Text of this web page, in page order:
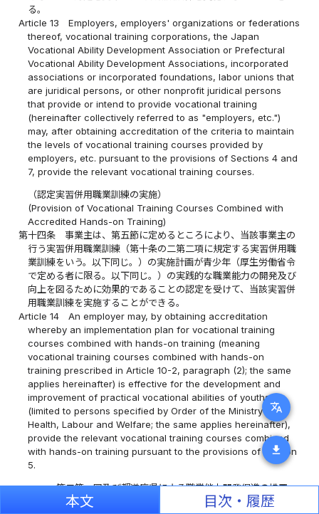
translate
download
る。
Article 13
Employers, employers' organizations or federations
thereof, vocational training corporations, the Japan
Vocational Ability Development Association or Prefectural
Vocational Ability Development Associations, incorporated
associations or incorporated foundations, labor unions that
are juridical persons, or other nonprofit juridical persons
that provide or intend to provide vocational training
(hereinafter collectively referred to as "employers, etc.")
may, after obtaining accreditation of the criteria to maintain
the levels of vocational training courses provided by
employers, etc. pursuant to the provisions of Sections 4 and
7, provide the relevant vocational training courses.
（認定実習併用職業訓練の実施）
(Provision of Vocational Training Courses Combined with
Accredited Hands-on Training)
第十四条
事業主は、第五節に定めるところにより、当該事業主の
行う実習併用職業訓練（第十条の二第二項に規定する実習併用職
業訓練をいう。以下同じ。）の実施計画が青少年（厚生労働省令
で定める者に限る。以下同じ。）の実践的な職業能力の開発及び
向上を図るために効果的であることの認定を受けて、当該実習併
用職業訓練を実施することができる。
Article 14
An employer may, by obtaining accreditation
whereby an implementation plan for vocational training
courses combined with hands-on training (meaning
vocational training courses combined with hands-on
training prescribed in Article 10-2, paragraph (2); the same
applies hereinafter) is effective for the development and
improvement of practical vocational abilities of youths
(limited to persons specified by Order of the Ministry of
Health, Labour and Welfare; the same applies hereinafter),
provide the relevant vocational training courses combined
with hands-on training pursuant to the provisions of Section
5.
第二節 国及び都道府県による職業能力開発促進の措置
Section 2 Measures to Promote Vocational Abilities
本文 目次・履歴